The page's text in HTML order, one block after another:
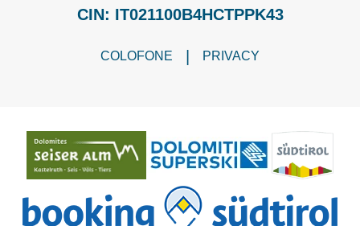
CIN: IT021100B4HCTPPK43
COLOFONE PRIVACY